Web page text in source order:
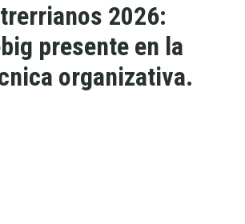
2026:
presente en la
organizativa.